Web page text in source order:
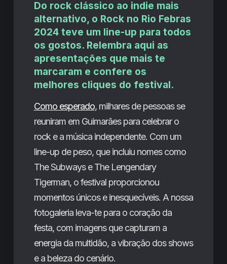
Do rock clássico ao indie mais
alternativo, o Rock no Rio Febras
2024 teve um line-up para todos
os gostos. Relembra aqui as
apresentações que mais te
marcaram e confere os
melhores cliques do festival.
Como esperado, milhares de pessoas se
reuniram em Guimarães para celebrar o
rock e a música independente. Com um
line-up de peso, que incluiu nomes como
The Subways e The Lengendary
Tigerman, o festival proporcionou
momentos únicos e inesquecíveis. A nossa
fotogaleria leva-te para o coração da
festa, com imagens que capturam a
energia da multidão, a vibração dos shows
e a beleza do cenário.